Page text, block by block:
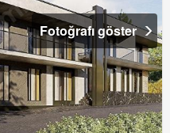
Fotoğrafı göster